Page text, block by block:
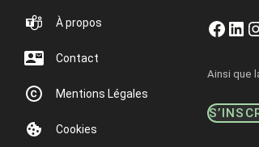
À propos
Contact
Mentions Légales
Cookies
Ainsi que